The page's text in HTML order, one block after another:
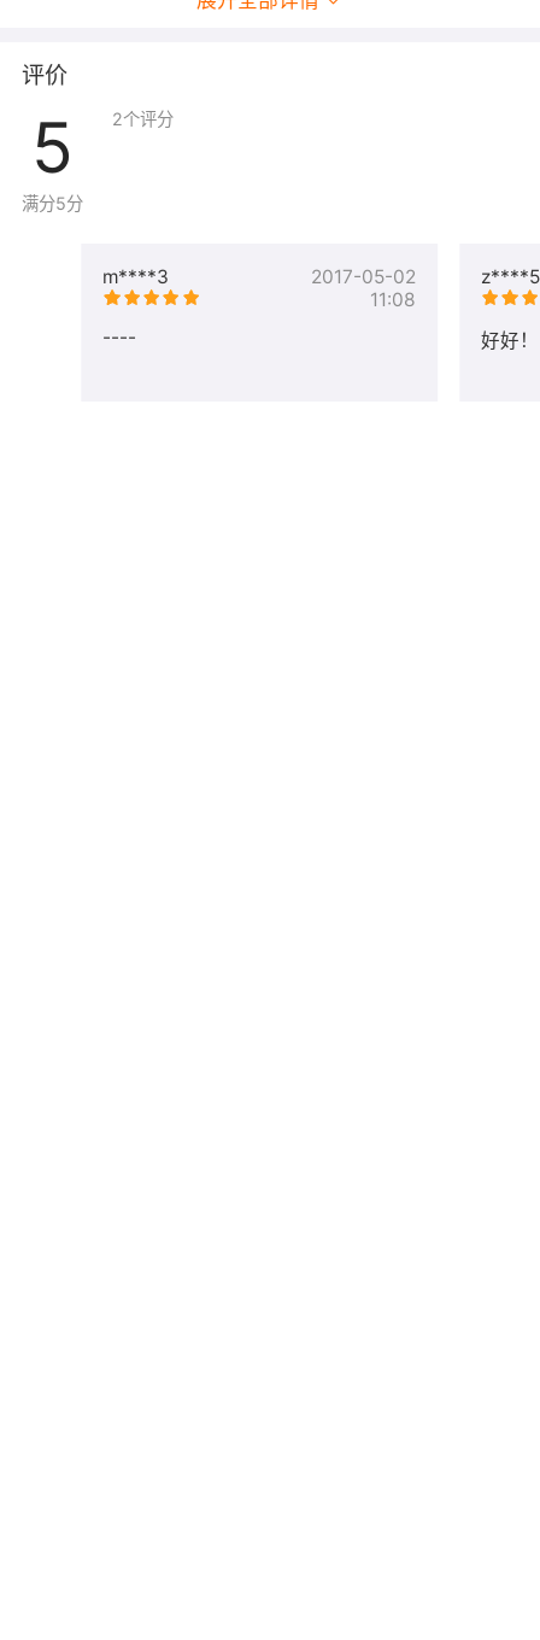
(x86)\FileZilla Server 中文版
【使用说明】
打开SQL Server Management Studio数据库客户端连接工
或“localhost”或“127.0.0.1”
评价
5
满分5分
2个评分
m****3
2017-05-02
11:08
----
z****5
好好！